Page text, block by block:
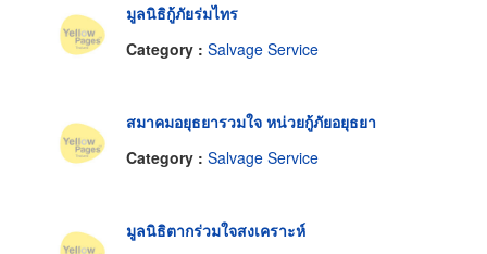
มูลนิธิกู้ภัยร่มไทร
Category : Salvage Service
สมาคมอยุธยารวมใจ หน่วยกู้ภัยอยุธยา
Category : Salvage Service
มูลนิธิตากร่วมใจสงเคราะห์